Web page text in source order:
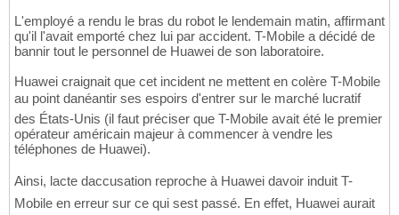
L'employé a rendu le bras du robot le lendemain matin, affirmant
qu'il l'avait emporté chez lui par accident. T-Mobile a décidé de
bannir tout le personnel de Huawei de son laboratoire.
Huawei craignait que cet incident ne mettent en colère T-Mobile
au point danéantir ses espoirs d'entrer sur le marché lucratif
des États-Unis (il faut préciser que T-Mobile avait été le premier
opérateur américain majeur à commencer à vendre les
téléphones de Huawei).
Ainsi, lacte daccusation reproche à Huawei davoir induit T-
Mobile en erreur sur ce qui sest passé. En effet, Huawei aurait